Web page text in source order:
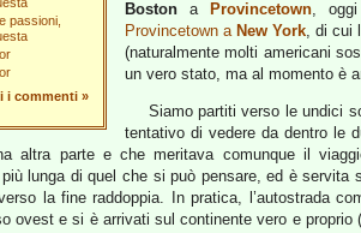
passioni,
i commenti »
Boston a Provincetown,
Provincetown a New York, di cui
(naturalmente molti americani
un vero stato, ma al momento è
Siamo partiti verso le undici
tentativo di vedere da dentro le
altra parte e che meritava comunque il
lunga di quel che si può pensare, ed è servita
la fine raddoppia. In pratica, l’autostrada
ovest e si è arrivati sul continente vero e proprio